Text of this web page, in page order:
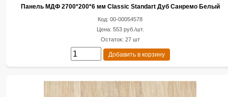
Панель МДФ 2700*200*6 мм Classic Standart Дуб Санремо Белый
Код: 00-00054578
Цена: 553 руб./шт.
Остаток: 27 шт
Добавить в корзину